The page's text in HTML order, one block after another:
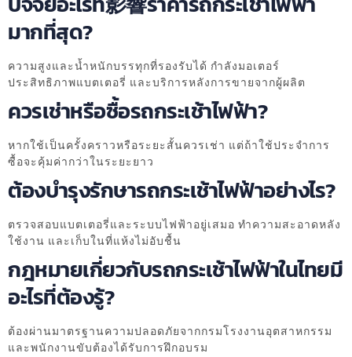
มากที่สุด?
ความสูงและน้ำหนักบรรทุกที่รองรับได้ กำลังมอเตอร์
ประสิทธิภาพแบตเตอรี่ และบริการหลังการขายจากผู้ผลิต
ควรเช่าหรือซื้อรถกระเช้าไฟฟ้า?
หากใช้เป็นครั้งคราวหรือระยะสั้นควรเช่า แต่ถ้าใช้ประจำการ
ซื้อจะคุ้มค่ากว่าในระยะยาว
ต้องบำรุงรักษารถกระเช้าไฟฟ้าอย่างไร?
ตรวจสอบแบตเตอรี่และระบบไฟฟ้าอยู่เสมอ ทำความสะอาดหลัง
ใช้งาน และเก็บในที่แห้งไม่อับชื้น
กฎหมายเกี่ยวกับรถกระเช้าไฟฟ้าในไทยมี
อะไรที่ต้องรู้?
ต้องผ่านมาตรฐานความปลอดภัยจากกรมโรงงานอุตสาหกรรม
และพนักงานขับต้องได้รับการฝึกอบรม